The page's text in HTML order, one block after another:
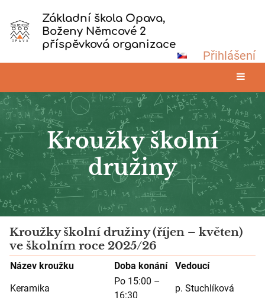
Základní škola Opava,
Boženy Němcové 2
příspěvková organizace
Přihlášení
Kroužky školní
družiny
Kroužky
školní
družiny
Kroužky školní družiny (říjen – květen)
ve školním roce 2025/26
Název kroužku Doba konání
Vedoucí
Keramika
Po 15:00 –
16:30
p. Stuchlíková